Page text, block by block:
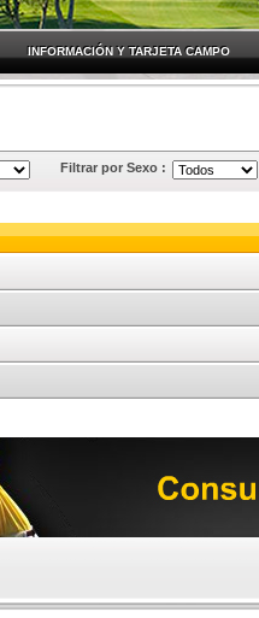
INFORMACIÓN Y TARJETA CAMPO
Filtrar por Sexo :